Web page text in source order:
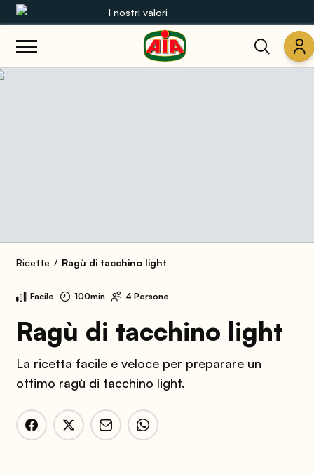
I nostri valori
Le nostre gamme
Mondo AIA
Ricette Ragù di tacchino light
Facile 100min 4 Persone
Ragù di tacchino light
La ricetta facile e veloce per preparare un
ottimo ragù di tacchino light.